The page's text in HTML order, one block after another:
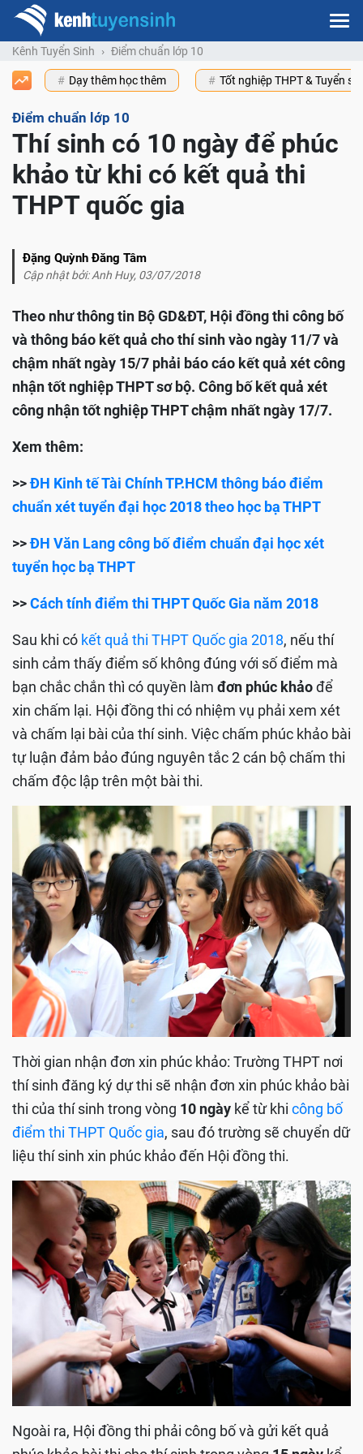
Kênh Tuyển Sinh Điểm chuẩn lớp 10
Dạy thêm học thêm Tốt nghiệp THPT & Tuyển
Điểm chuẩn lớp 10
Thí sinh có 10 ngày để phúc
khảo từ khi có kết quả thi
THPT quốc gia
Đặng Quỳnh Đăng Tâm
Cập nhật bởi: Anh Huy, 03/07/2018
Theo như thông tin Bộ GD&ĐT, Hội đồng thi công bố
và thông báo kết quả cho thí sinh vào ngày 11/7 và
chậm nhất ngày 15/7 phải báo cáo kết quả xét công
nhận tốt nghiệp THPT sơ bộ. Công bố kết quả xét
công nhận tốt nghiệp THPT chậm nhất ngày 17/7.
Xem thêm:
>>ĐH Kinh tế Tài Chính TP.HCM thông báo điểm
chuẩn xét tuyển đại học 2018 theo học bạ THPT
>>ĐH Văn Lang công bố điểm chuẩn đại học xét
tuyển học bạ THPT
>>Cách tính điểm thi THPT Quốc Gia năm 2018
Sau khi có kết quả thi THPT Quốc gia 2018, nếu thí
sinh cảm thấy điểm số không đúng với số điểm mà
bạn chắc chắn thì có quyền làm đơn phúc khảođể
xin chấm lại. Hội đồng thi có nhiệm vụ phải xem xét
và chấm lại bài của thí sinh. Việc chấm phúc khảo bài
tự luận đảm bảo đúng nguyên tắc 2 cán bộ chấm thi
chấm độc lập trên một bài thi.
Thời gian nhận đơn xin phúc khảo: Trường THPT nơi
thí sinh đăng ký dự thi sẽ nhận đơn xin phúc khảo bài
thi của thí sinh trong vòng 10 ngày kể từ khi công bố
điểm thi THPT Quốc gia, sau đó trường sẽ chuyển dữ
liệu thí sinh xin phúc khảo đến Hội đồng thi.
Ngoài ra, Hội đồng thi phải công bố và gửi kết quả